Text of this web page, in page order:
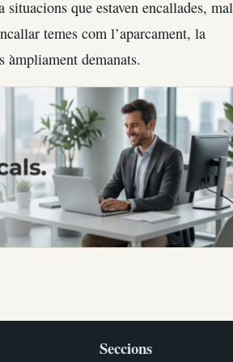
que estaven encallades, mal
temes com l’aparcament, la
àmpliament demanats.
Seccions